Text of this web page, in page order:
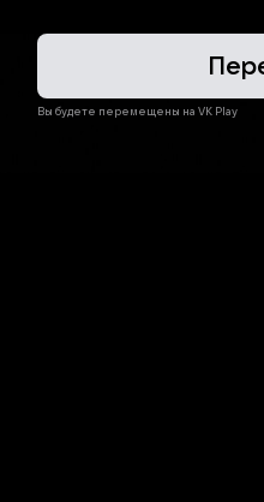
Вы будете перемещены на VK Play